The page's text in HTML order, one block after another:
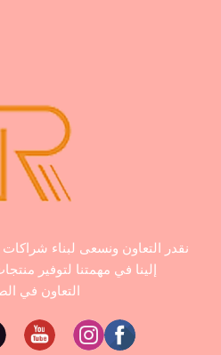
نقدر التعاون ونسعى لبناء شراكات
إلينا في مهمتنا لتوفير
التعاون في